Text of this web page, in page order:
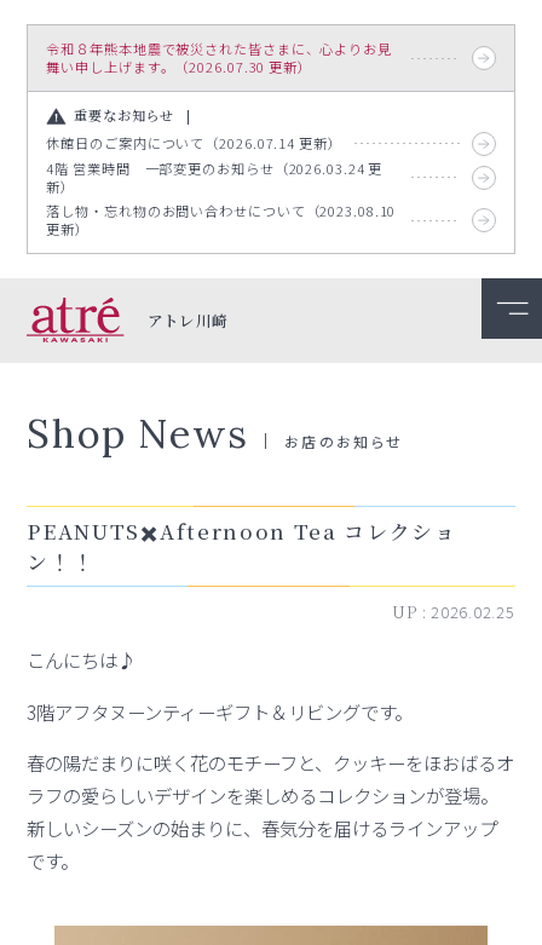
令和８年熊本地震で被災された皆さまに、心よりお見
舞い申し上げます。（2026.07.30 更新）
重要なお知らせ
休館日のご案内について（2026.07.14 更新）
4階 営業時間 一部変更のお知らせ（2026.03.24 更
新）
落し物・忘れ物のお問い合わせについて（2023.08.10
更新）
アトレ川崎
Shop News お店のお知らせ
PEANUTS✖️Afternoon Tea コレクショ
ン！！
UP :2026.02.25
こんにちは♪
3階アフタヌーンティーギフト＆リビングです。
春の陽だまりに咲く花のモチーフと、クッキーをほおばるオ
ラフの愛らしいデザインを楽しめるコレクションが登場。
新しいシーズンの始まりに、春気分を届けるラインアップ
です。